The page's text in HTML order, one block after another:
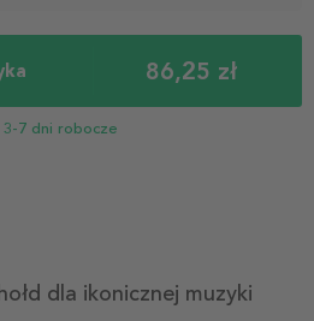
86,25 zł
3-7 dni robocze
dla ikonicznej muzyki